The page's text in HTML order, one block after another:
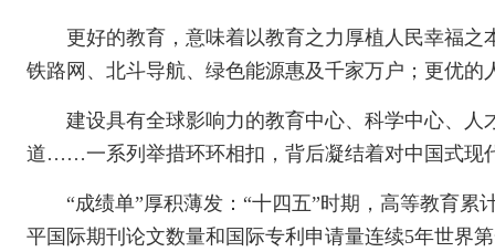
更好的教育，意味着以教育之力厚植人民幸福
铁路网、北斗导航、绿色能源惠及千家万户；更优
建设具有全球影响力的教育中心、科学中心、
道……一系列举措环环相扣，背后凝结着对中国式现
“成绩单”厚积薄发：“十四五”时期，高等教育
平国际期刊论文数量和国际专利申请量连续5年世